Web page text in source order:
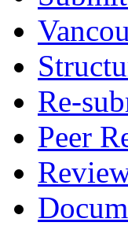
Re-
Peer